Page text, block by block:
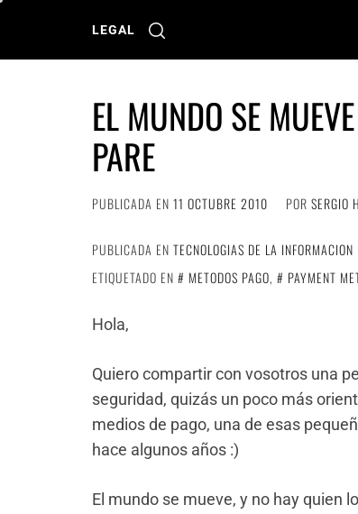
LEGAL
EL MUNDO SE
PARE
PUBLICADA EN 11 OCTUBRE 2010 POR SERGIO
PUBLICADA EN TECNOLOGIAS DE LA INFORMACION
ETIQUETADO EN
METODOS PAGO, PAYMENT
Hola,
Quiero compartir con vosotros una
seguridad, quizás un poco más
medios de pago, una de esas
hace algunos años :)
El mundo se mueve, y no hay quien